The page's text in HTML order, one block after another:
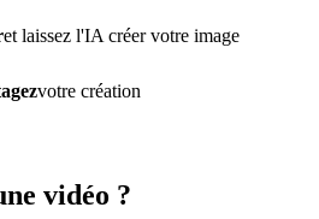
et laissez l'IA créer votre image
votre création
vidéo ?